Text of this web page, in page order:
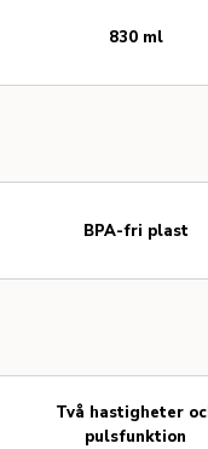
830 ml
BPA-fri plast
Två hastigheter
pulsfunktion